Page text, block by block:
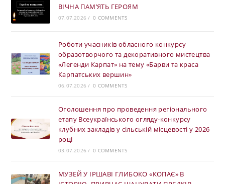
ВІЧНА ПАМ’ЯТЬ ГЕРОЯМ
07.07.2026 / 0 COMMENTS
Роботи учасників обласного конкурсу
образотворчого та декоративного мистецтва
«Легенди Карпат» на тему «Барви та краса
Карпатських вершин»
06.07.2026 / 0 COMMENTS
Оголошення про проведення регіонального
етапу Всеукраїнського огляду-конкурсу
клубних закладів у сільській місцевості у 2026
році
03.07.2026 / 0 COMMENTS
МУЗЕЙ У ІРШАВІ ГЛИБОКО «КОПАЄ» В